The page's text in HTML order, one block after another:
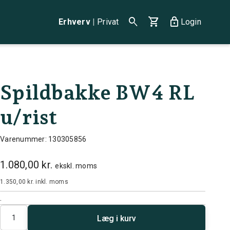
Erhverv | Privat search shopping_cart lock Login
Spildbakke BW4 RL
u/rist
Varenummer: 130305856
1.080,00 kr.ekskl. moms
1.350,00 kr.inkl. moms
.
Antal
Læg i kurv